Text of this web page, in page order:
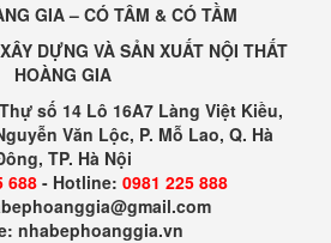
GIA – CÓ TÂM & CÓ TẦM
DỰNG VÀ SẢN XUẤT NỘI THẤT
HOÀNG GIA
số 14 Lô 16A7 Làng Việt Kiều,
Văn Lộc, P. Mỗ Lao, Q. Hà
TP. Hà Nội
688 - Hotline: 0981 225 888
nhabephoanggia.vn